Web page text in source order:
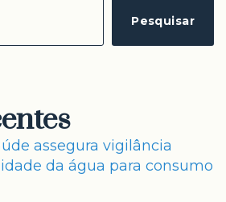
Pesquisar
assegura vigilância
da água para consumo